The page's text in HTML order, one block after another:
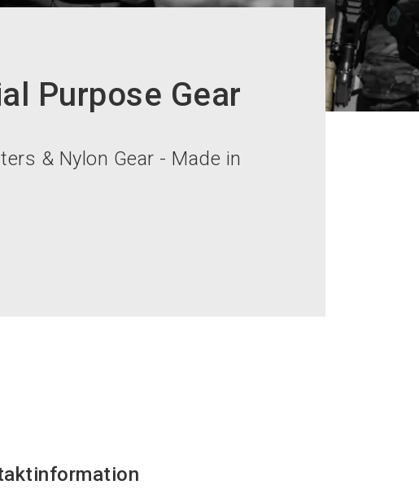
Purpose Gear
& Nylon Gear - Made in